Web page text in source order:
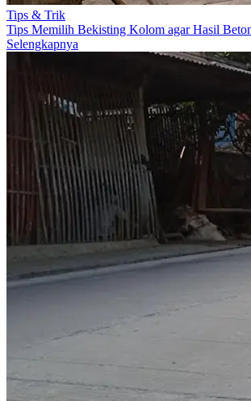
Tips & Trik
Tips Memilih Bekisting Kolom agar Hasil
Selengkapnya